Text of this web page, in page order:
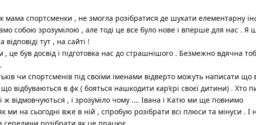
мама спортсменки , не змогла розібратися де шукати елементарну
собою зрозумілою , але тоді це все було нове і вперше для нас . Я
відповіді тут , на сайті !
, це був досвід і підготовка нас до страшнішого . Безмежно вдячна
чи спортсменів під своїми іменами відверто можуть написати що
відбуваються в фк ( бояться нашкодити кар’єрі своєї дитини) . Хто
ж відмовчуються , і зрозуміло чому …. Івана і Катю ми ще повнимо
ми на сьогодні вже в ній , спробую розібрати всі плюси та мінуси . І